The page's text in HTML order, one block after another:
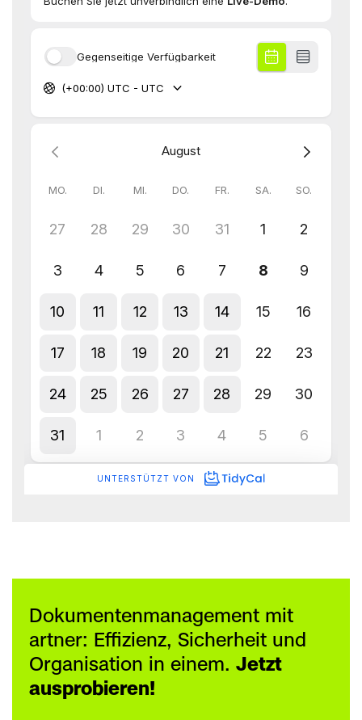
Dokumentenmanagement mit
artner: Effizienz, Sicherheit und
Organisation in einem. Jetzt
ausprobieren!